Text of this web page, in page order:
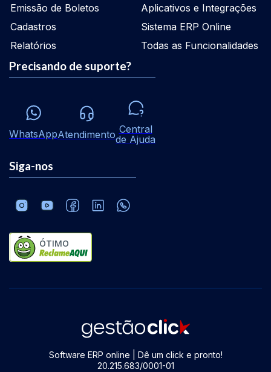
Emissão de Boletos
Cadastros
Relatórios
Aplicativos e Integrações
Sistema ERP Online
Todas as Funcionalidades
Precisando de suporte?
WhatsAppAtendimento Central
de Ajuda
Siga-nos
ÓTIMO
Software ERP online | Dê um click e pronto!
20.215.683/0001-01